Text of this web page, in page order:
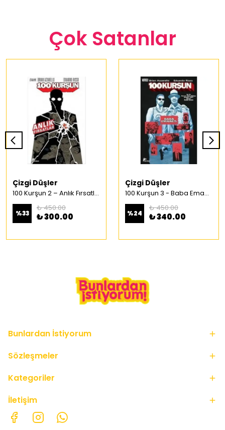
Çok Satanlar
Çizgi Düşler
100 Kurşun 2 – Anlık Fırsatlar Türkçe Çizgi Roman
%33
₺ 450.00
₺ 300.00
Çizgi Düşler
100 Kurşun 3 - Baba Emaneti Türkçe Çizgi Roman
%24
₺ 450.00
₺ 340.00
Bunlardan İstiyorum
Sözleşmeler
Kategoriler
İletişim